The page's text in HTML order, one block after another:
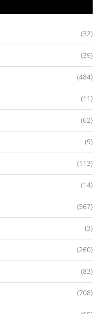
(32)
(39)
(484)
(11)
(62)
(9)
(113)
(14)
(567)
(3)
(260)
(83)
(708)